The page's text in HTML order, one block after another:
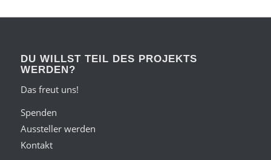
DU WILLST TEIL DES PROJEKTS
WERDEN?
Das freut uns!
Spenden
Aussteller werden
Kontakt